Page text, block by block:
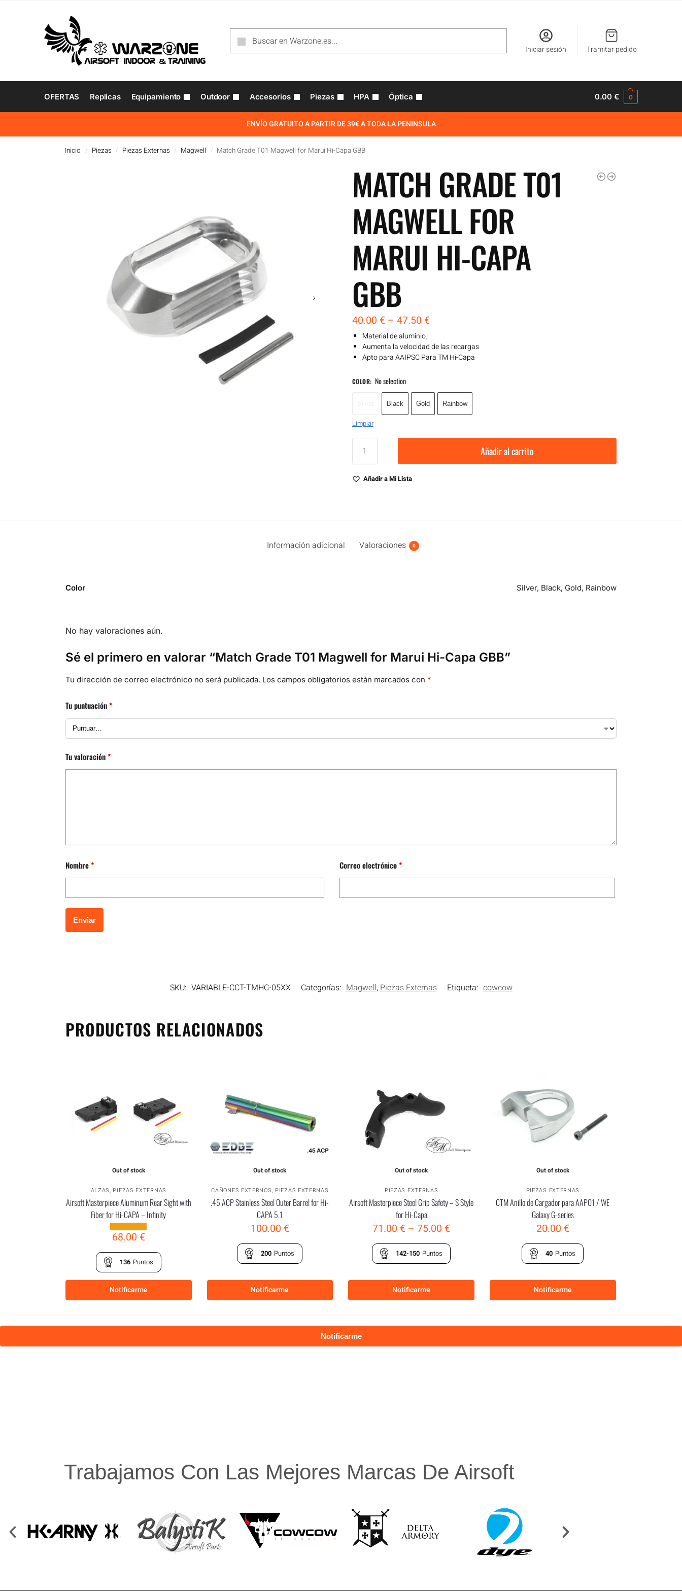
Iniciar sesión Tramitar pedido
OFERTAS Replicas Equipamiento Outdoor Accesorios Piezas HPA Óptica 0.00€ 0
ENVÍO GRATUITO A PARTIR DE 39€ A TODA LA PENINSULA
Inicio / Piezas / Piezas Externas / Magwell / Match Grade T01 Magwell for Marui Hi-Capa GBB
MATCH GRADE T01
MAGWELL FOR
MARUI HI-CAPA
GBB
40.00 € – 47.50 €
Material de aluminio.
Aumenta la velocidad de las recargas
Apto para AAIPSC Para TM Hi-Capa
COLOR: No selection
Black Gold Rainbow
Limpiar
Añadir al carrito
Añadir a Mi Lista
Información adicional Valoraciones 0
Color Silver, Black, Gold, Rainbow
No hay valoraciones aún.
Sé el primero en valorar “Match Grade T01 Magwell for Marui Hi-Capa GBB”
Tu dirección de correo electrónico no será publicada. Los campos obligatorios están marcados con *
Tu puntuación*
Tu valoración*
Nombre* Correo electrónico*
SKU: VARIABLE-CCT-TMHC-05XX Categorías: Magwell, Piezas Externas Etiqueta: cowcow
PRODUCTOS RELACIONADOS
Out of stock
ALZAS, PIEZAS EXTERNAS
Airsoft Masterpiece Aluminum Rear Sight with
Fiber for Hi-CAPA – Infinity
68.00 €
136 Puntos
Notificarme
Out of stock
CAÑONES EXTERNOS, PIEZAS EXTERNAS
.45 ACP Stainless Steel Outer Barrel for Hi-
CAPA 5.1
100.00 €
200 Puntos
Notificarme
Out of stock
PIEZAS EXTERNAS
Airsoft Masterpiece Steel Grip Safety – S Style
for Hi-Capa
71.00 € –75.00 €
142-150 Puntos
Notificarme
Out of stock
PIEZAS EXTERNAS
CTM Anillo de Cargador para AAP01 / WE
Galaxy G-series
20.00 €
40 Puntos
Notificarme
Trabajamos Con Las Mejores Marcas De Airsoft